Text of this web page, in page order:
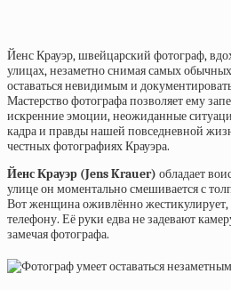
Йенс Крауэр, швейцарский фотограф,
улицах, незаметно снимая самых
оставаться невидимым и
Мастерство фотографа позволяет ему
искренние эмоции, неожиданные
кадра и правды нашей повседневной
честных фотографиях Крауэра.
Йенс Крауэр (Jens Krauer) обладает
улице он моментально смешивается с
Вот женщина оживлённо жестикулирует,
телефону. Её руки едва не задевают
замечая фотографа.